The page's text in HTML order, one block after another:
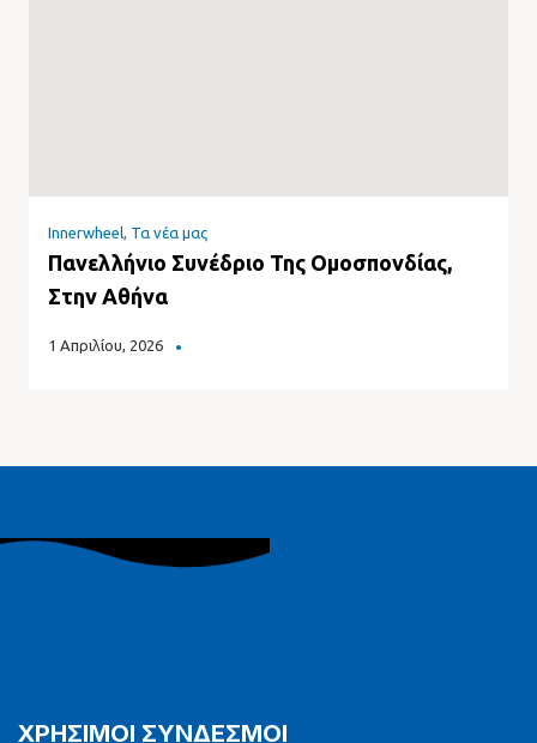
Innerwheel, Τα νέα μας
Πανελλήνιο Συνέδριο Της Ομοσπονδίας,
Στην Αθήνα
1 Απριλίου, 2026
ΧΡΗΣΙΜΟΙ ΣΥΝΔΕΣΜΟΙ